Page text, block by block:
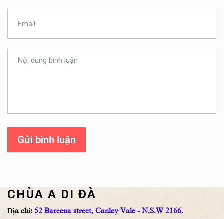
Gửi bình luận
CHÙA A DI ĐÀ
Địa chỉ: 52 Bareena street, Canley Vale - N.S.W 2166.